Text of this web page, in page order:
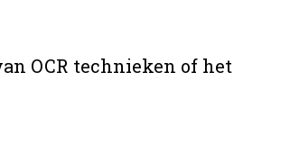
OCR technieken of het